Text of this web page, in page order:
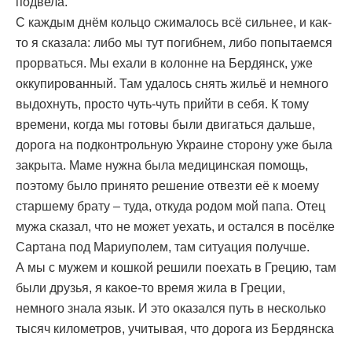
С каждым днём кольцо сжималось всё сильнее, и как-
то я сказала: либо мы тут погибнем, либо попытаемся
прорваться. Мы ехали в колонне на Бердянск, уже
оккупированный. Там удалось снять жильё и немного
выдохнуть, просто чуть-чуть прийти в себя. К тому
времени, когда мы готовы были двигаться дальше,
дорога на подконтрольную Украине сторону уже была
закрыта. Маме нужна была медицинская помощь,
поэтому было принято решение отвезти её к моему
старшему брату – туда, откуда родом мой папа. Отец
мужа сказал, что не может уехать, и остался в посёлке
Сартана под Мариуполем, там ситуация получше.
А мы с мужем и кошкой решили поехать в Грецию, там
были друзья, я какое-то время жила в Греции,
немного знала язык. И это оказался путь в несколько
тысяч километров, учитывая, что дорога из Бердянска